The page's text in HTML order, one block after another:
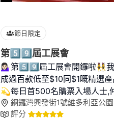
節日限定
第5️⃣9️⃣屆工展會
💁🏻‍♀️第5️⃣9️⃣屆工展會開鑼啦
成過百款低至$10同$1嘅精選
💫每日首500名購票入場人士,
銅鑼灣興發街1號維多利亞公園
評分